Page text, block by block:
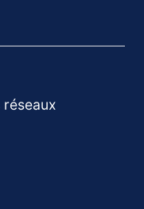
réseaux